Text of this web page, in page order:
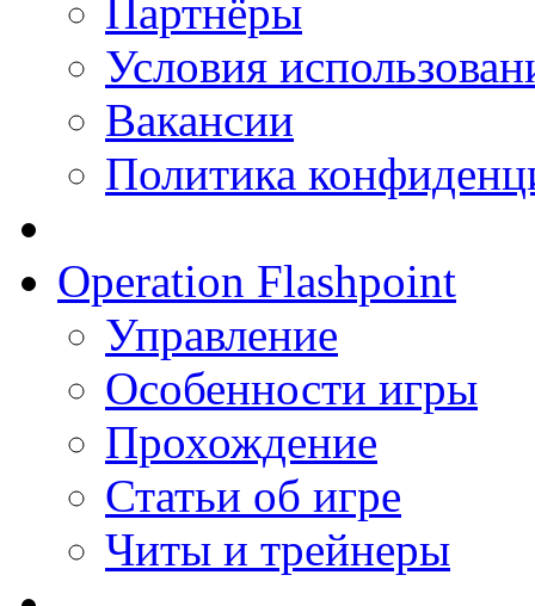
Партнёры
Условия
Вакансии
Политика
Operation Flashpoint
Управление
Особенности игры
Прохождение
Статьи об игре
Читы и трейнеры